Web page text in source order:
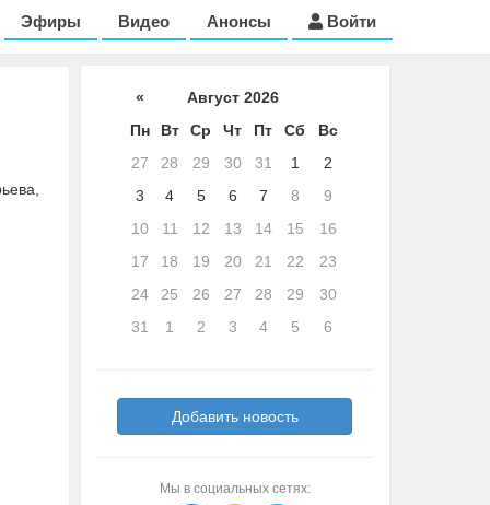
Эфиры Видео Анонсы Войти
«
Август 2026
Пн
Вт Ср Чт Пт Сб
Вс
27
28 29 30 31 1
2
3
4 5 6 7 8
9
10
11 12 13 14 15
16
17
18 19 20 21 22
23
24
25 26 27 28 29
30
31
1 2 3 4 5 6
Добавить новость
Мы в социальных сетях: